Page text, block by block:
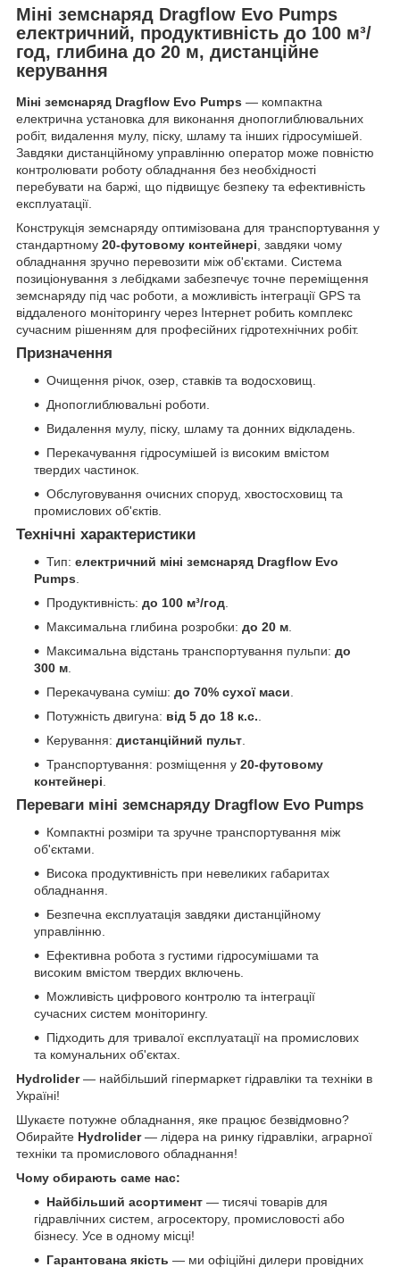
Міні земснаряд Dragflow Evo Pumps
електричний, продуктивність до 100 м³/
год, глибина до 20 м, дистанційне
керування
Міні земснаряд Dragflow Evo Pumps — компактна
електрична установка для виконання днопоглиблювальних
робіт, видалення мулу, піску, шламу та інших гідросумішей.
Завдяки дистанційному управлінню оператор може повністю
контролювати роботу обладнання без необхідності
перебувати на баржі, що підвищує безпеку та ефективність
експлуатації.
Конструкція земснаряду оптимізована для транспортування у
стандартному 20-футовому контейнері, завдяки чому
обладнання зручно перевозити між об'єктами. Система
позиціонування з лебідками забезпечує точне переміщення
земснаряду під час роботи, а можливість інтеграції GPS та
віддаленого моніторингу через Інтернет робить комплекс
сучасним рішенням для професійних гідротехнічних робіт.
Призначення
Очищення річок, озер, ставків та водосховищ.
Днопоглиблювальні роботи.
Видалення мулу, піску, шламу та донних відкладень.
Перекачування гідросумішей із високим вмістом
твердих частинок.
Обслуговування очисних споруд, хвостосховищ та
промислових об'єктів.
Технічні характеристики
Тип: електричний міні земснаряд Dragflow Evo
Pumps
Продуктивність: до 100 м³/год
Максимальна глибина розробки: до 20 м
Максимальна відстань транспортування пульпи: до
300 м
Перекачувана суміш: до 70% сухої маси
Потужність двигуна: від 5 до 18 к.с.
Керування: дистанційний пульт
Транспортування: розміщення у 20-футовому
контейнері
Переваги міні земснаряду Dragflow Evo Pumps
Компактні розміри та зручне транспортування між
об'єктами.
Висока продуктивність при невеликих габаритах
обладнання.
Безпечна експлуатація завдяки дистанційному
управлінню.
Ефективна робота з густими гідросумішами та
високим вмістом твердих включень.
Можливість цифрового контролю та інтеграції
сучасних систем моніторингу.
Підходить для тривалої експлуатації на промислових
та комунальних об'єктах.
Hydrolider— найбільший гіпермаркет гідравліки та техніки в
Україні!
Шукаєте потужне обладнання, яке працює безвідмовно?
Обирайте Hydrolider— лідера на ринку гідравліки, аграрної
техніки та промислового обладнання!
Чому обирають саме нас:
Найбільший асортимент — тисячі товарів для
гідравлічних систем, агросектору, промисловості або
бізнесу. Усе в одному місці!
Гарантована якість — ми офіційні дилери провідних